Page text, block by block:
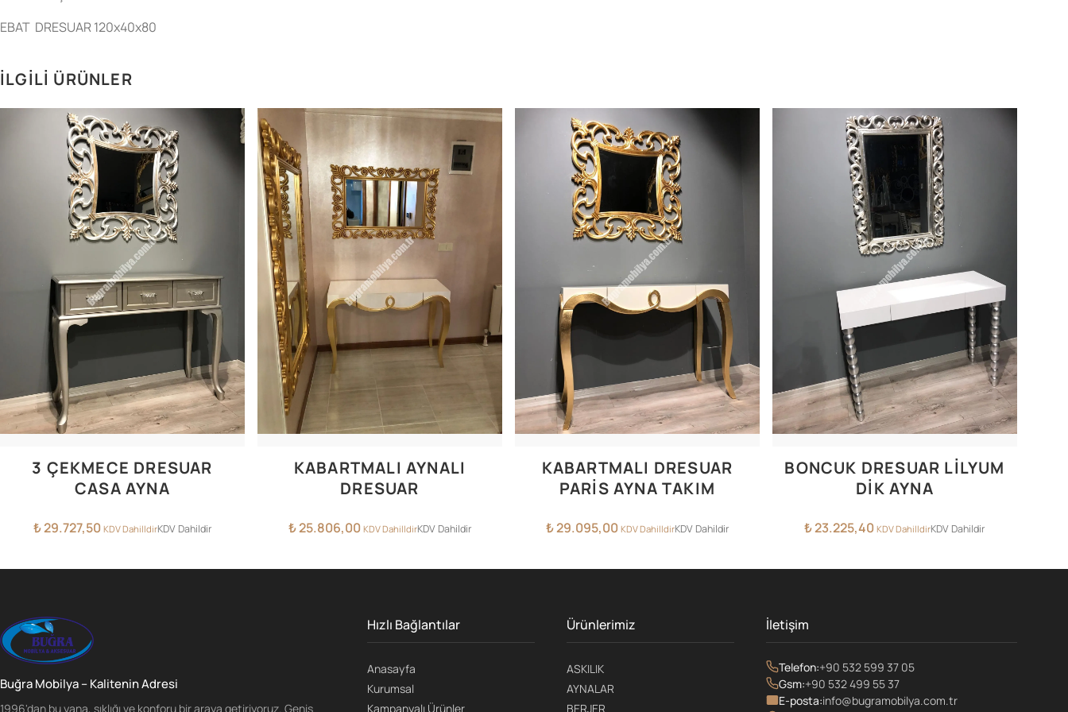
EBAT DRESUAR 120x40x80
İLGILI ÜRÜNLER
3 ÇEKMECE DRESUAR
CASA AYNA
₺29.727,50 KDV DahilldirKDV Dahildir
KABARTMALI AYNALI
DRESUAR
₺25.806,00 KDV DahilldirKDV Dahildir
KABARTMALI DRESUAR
PARİS AYNA TAKIM
₺29.095,00 KDV DahilldirKDV Dahildir
BONCUK DRESUAR LİLYUM
DİK AYNA
₺23.225,40 KDV DahilldirKDV Dahildir
Buğra Mobilya – Kalitenin Adresi
1996'dan bu yana, şıklığı ve konforu bir araya getiriyoruz. Geniş
Hızlı Bağlantılar
Anasayfa
Kurumsal
Kampanyalı Ürünler
Ürünlerimiz
ASKILIK
AYNALAR
BERJER
İletişim
Telefon:+90 532 599 37 05
Gsm:+90 532 499 55 37
E-posta:info@bugramobilya.com.tr